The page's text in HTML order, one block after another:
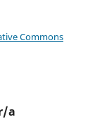
Commons
a